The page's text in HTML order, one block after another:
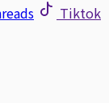
Tiktok